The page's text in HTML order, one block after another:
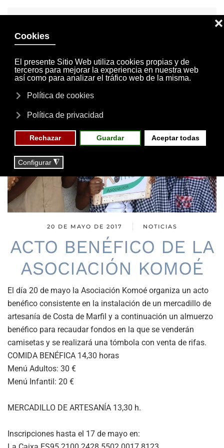
INVITACIONES
MI CUENTA
20 DE MAYO DE 2017 NOTICIAS
ACTO BENÉFICO DE LA
ASOCIACIÓN KOMOÉ
El día 20 de mayo la Asociación Komoé organiza un acto
benéfico consistente en la instalación de un mercadillo de
artesanía de Costa de Marfil y a continuación un almuerzo
benéfico para recaudar fondos en la que se venderán
camisetas y se realizará una tómbola con venta de rifas.
COMIDA BENÉFICA 14,30 horas
Menú Adultos: 30 €
Menú Infantil: 20 €
MERCADILLO DE ARTESANÍA 13,30 h.
Inscripciones hasta el 17 de mayo en: